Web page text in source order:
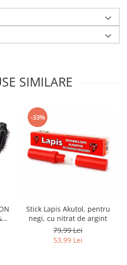
SIMILARE
-33%
Stick Lapis Akutol, pentru
negi, cu nitrat de argint
79,99 Lei
53,99 Lei